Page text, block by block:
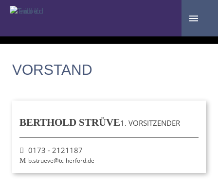
VORSTAND
BERTHOLD STRÜVE1. VORSITZENDER
0173 - 2121187
b.strueve@tc-herford.de